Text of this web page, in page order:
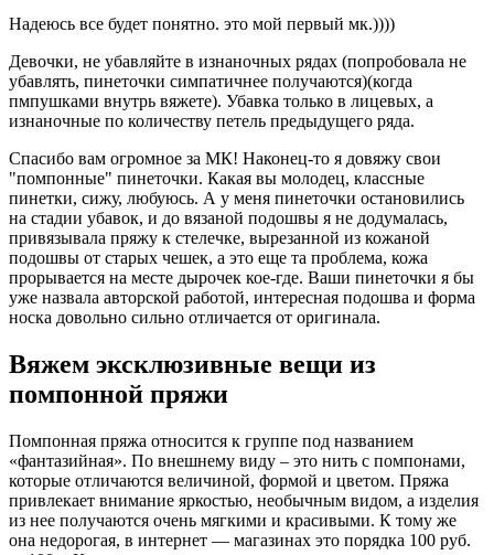
Надеюсь все будет понятно. это мой первый мк.))))
Девочки, не убавляйте в изнаночных рядах (попробовала не
убавлять, пинеточки симпатичнее получаются)(когда
пмпушками внутрь вяжете). Убавка только в лицевых, а
изнаночные по количеству петель предыдущего ряда.
Спасибо вам огромное за МК! Наконец-то я довяжу свои
"помпонные" пинеточки. Какая вы молодец, классные
пинетки, сижу, любуюсь. А у меня пинеточки остановились
на стадии убавок, и до вязаной подошвы я не додумалась,
привязывала пряжу к стелечке, вырезанной из кожаной
подошвы от старых чешек, а это еще та проблема, кожа
прорывается на месте дырочек кое-где. Ваши пинеточки я бы
уже назвала авторской работой, интересная подошва и форма
носка довольно сильно отличается от оригинала.
Вяжем эксклюзивные вещи из
помпонной пряжи
Помпонная пряжа относится к группе под названием
«фантазийная». По внешнему виду – это нить с помпонами,
которые отличаются величиной, формой и цветом. Пряжа
привлекает внимание яркостью, необычным видом, а изделия
из нее получаются очень мягкими и красивыми. К тому же
она недорогая, в интернет — магазинах это порядка 100 руб.